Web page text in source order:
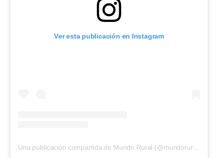
Ver esta publicación en Instagram